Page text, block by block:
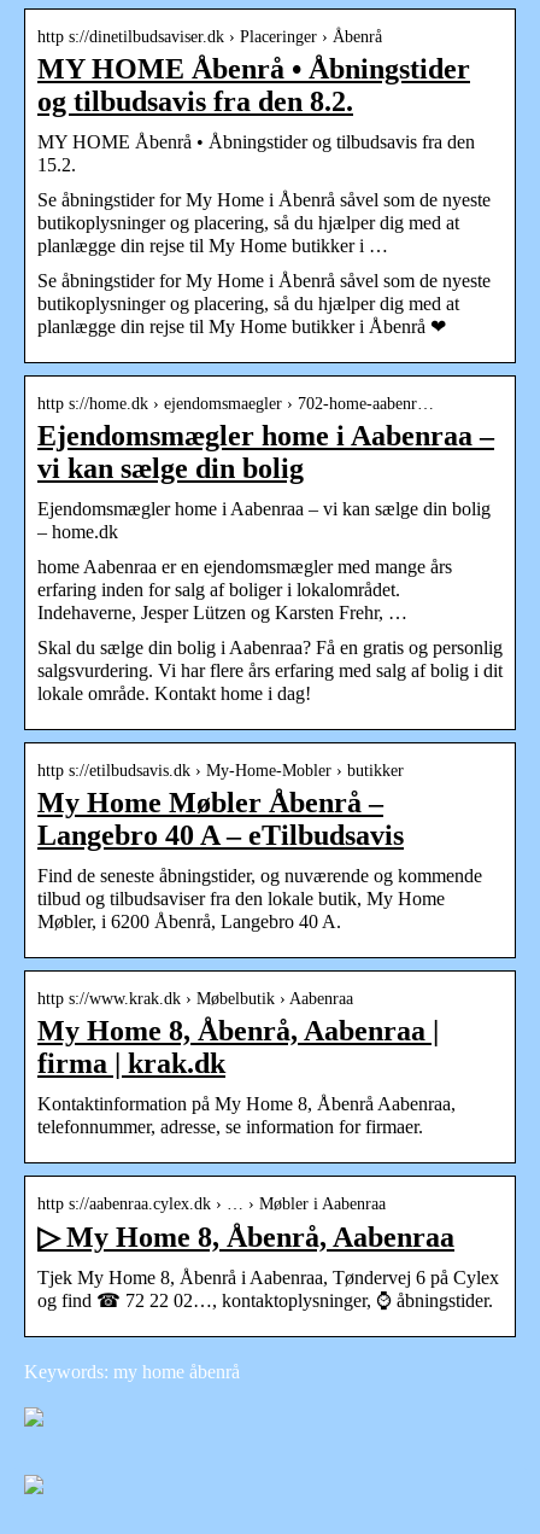
http s://dinetilbudsaviser.dk › Placeringer › Åbenrå
MY HOME Åbenrå • Åbningstider
og tilbudsavis fra den 8.2.
MY HOME Åbenrå • Åbningstider og tilbudsavis fra den
15.2.
Se åbningstider for My Home i Åbenrå såvel som de nyeste
butikoplysninger og placering, så du hjælper dig med at
planlægge din rejse til My Home butikker i …
Se åbningstider for My Home i Åbenrå såvel som de nyeste
butikoplysninger og placering, så du hjælper dig med at
planlægge din rejse til My Home butikker i Åbenrå ❤
http s://home.dk › ejendomsmaegler › 702-home-aabenr…
Ejendomsmægler home i Aabenraa –
vi kan sælge din bolig
Ejendomsmægler home i Aabenraa – vi kan sælge din bolig
– home.dk
home Aabenraa er en ejendomsmægler med mange års
erfaring inden for salg af boliger i lokalområdet.
Indehaverne, Jesper Lützen og Karsten Frehr, …
Skal du sælge din bolig i Aabenraa? Få en gratis og personlig
salgsvurdering. Vi har flere års erfaring med salg af bolig i dit
lokale område. Kontakt home i dag!
http s://etilbudsavis.dk › My-Home-Mobler › butikker
My Home Møbler Åbenrå –
Langebro 40 A – eTilbudsavis
Find de seneste åbningstider, og nuværende og kommende
tilbud og tilbudsaviser fra den lokale butik, My Home
Møbler, i 6200 Åbenrå, Langebro 40 A.
http s://www.krak.dk › Møbelbutik › Aabenraa
My Home 8, Åbenrå, Aabenraa |
firma | krak.dk
Kontaktinformation på My Home 8, Åbenrå Aabenraa,
telefonnummer, adresse, se information for firmaer.
http s://aabenraa.cylex.dk › … › Møbler i Aabenraa
▷ My Home 8, Åbenrå, Aabenraa
Tjek My Home 8, Åbenrå i Aabenraa, Tøndervej 6 på Cylex
og find ☎ 72 22 02…, kontaktoplysninger, ⌚ åbningstider.
Keywords: my home åbenrå